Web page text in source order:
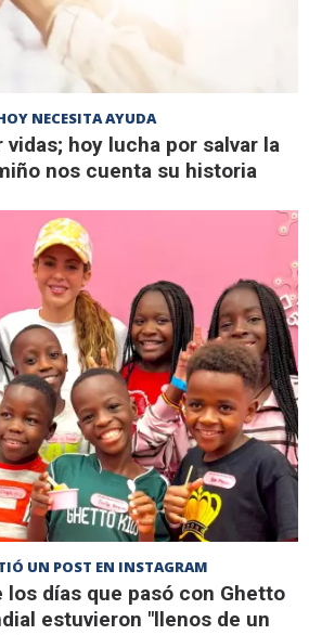
NECESITA AYUDA
vidas; hoy lucha por salvar la
nos cuenta su historia
UN POST EN INSTAGRAM
los días que pasó con Ghetto
estuvieron "llenos de un